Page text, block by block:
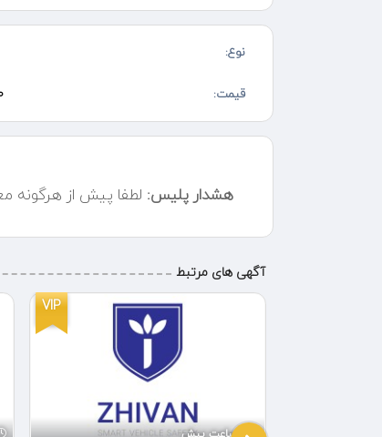
نوع:
قیمت:
هشدار پلیس: لطفا پیش از هرگونه
آگهی های مرتبط
VIP